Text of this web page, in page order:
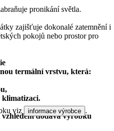
pronikání světla.
zajišťuje dokonalé zatemnění i
pokojů nebo prostor pro
termální vrstvu, která:
klimatizaci.
dodává výrobku
viz informace výrobce .